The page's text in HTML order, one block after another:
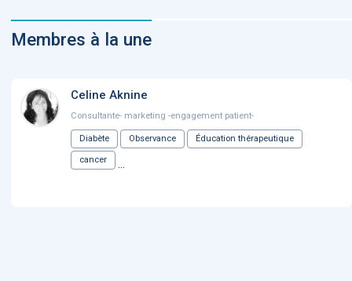
Membres à la une
Celine Aknine
Consultante- marketing -engagement patient-
Diabète Observance Éducation thérapeutique
cancer ...